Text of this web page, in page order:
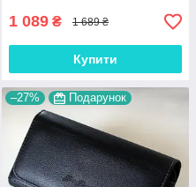
1 089 ₴ 1 689 ₴
Купити
–27% Подарунок